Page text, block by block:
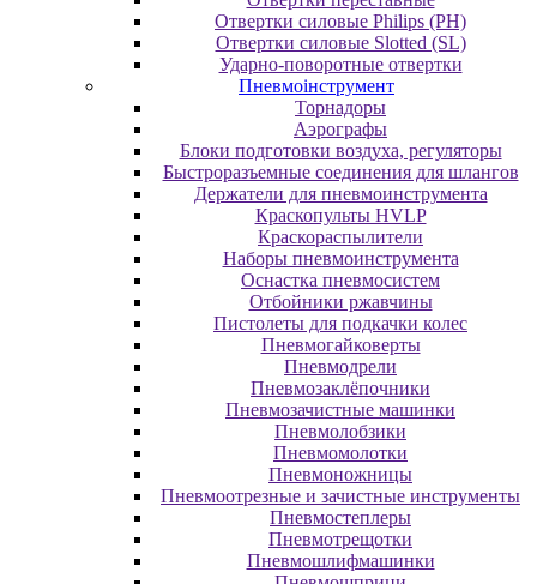
Отвертки силовые Philips (PH)
Отвертки силовые Slotted (SL)
Ударно-поворотные отвертки
Пневмоінструмент
Topнaдopы
Аэрографы
Блоки подготовки воздуха, регуляторы
Быстроразъемные соединения для шлангов
Держатели для пневмоинструмента
Краскопульты HVLP
Краскораспылители
Наборы пневмоинструмента
Оснастка пневмосистем
Отбойники ржавчины
Пистолеты для подкачки колес
Пневмогайковерты
Пневмодрели
Пневмозаклёпочники
Пневмозачистные машинки
Пневмолобзики
Пневмомолотки
Пневмоножницы
Пневмоотрезные и зачистные инструменты
Пневмостеплеры
Пневмотрещотки
Пневмошлифмашинки